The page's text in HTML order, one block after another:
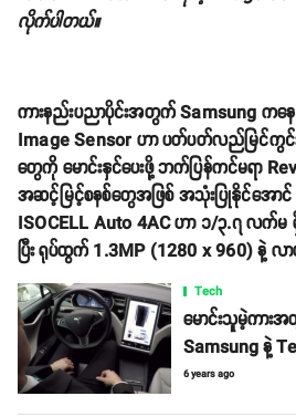
လိုက်ပါတယ်။
ကားနည်းပညာပိုင်းအတွက် Samsung က
Image Sensor ဟာ ပတ်ပတ်လည်မြင်ကွ
တွေကို မောင်းနှင်ပေးဖို့ ဘက်ပြန်ကင်မရာ
အဆင့်မြင့်စနစ်တွေအဖြစ် အသုံးပြုနိုင်အောင်
ISOCELL Auto 4AC ဟာ ၁/၃.၇ လက်မ
ပြီး ရုပ်ထွက် 1.3MP (1280 x 960) နဲ့ လ
Tech
မောင်းသူမဲ့ကာ
Samsung နဲ့
6 years ago